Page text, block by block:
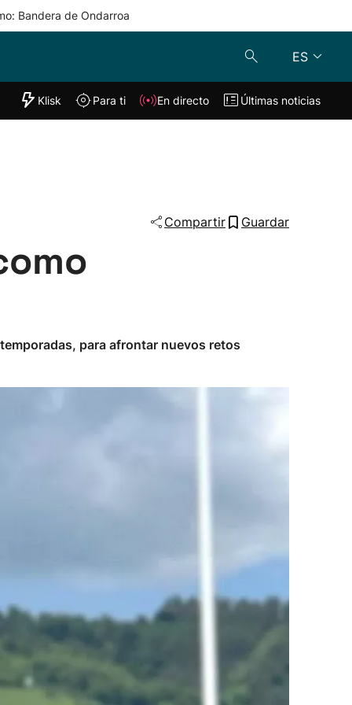
Bandera de Ondarroa
ES
"Helmuga"
Klisk En directo
Klisk Para ti En directo Últimas noticias
Compartir Guardar
para afrontar nuevos retos